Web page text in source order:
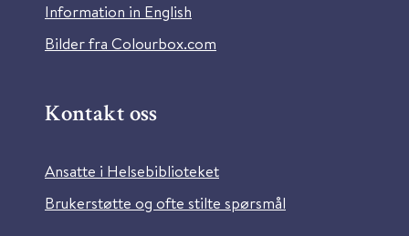
Information in English
Bilder fra Colourbox.com
Kontakt oss
Ansatte i Helsebiblioteket
Brukerstøtte og ofte stilte spørsmål